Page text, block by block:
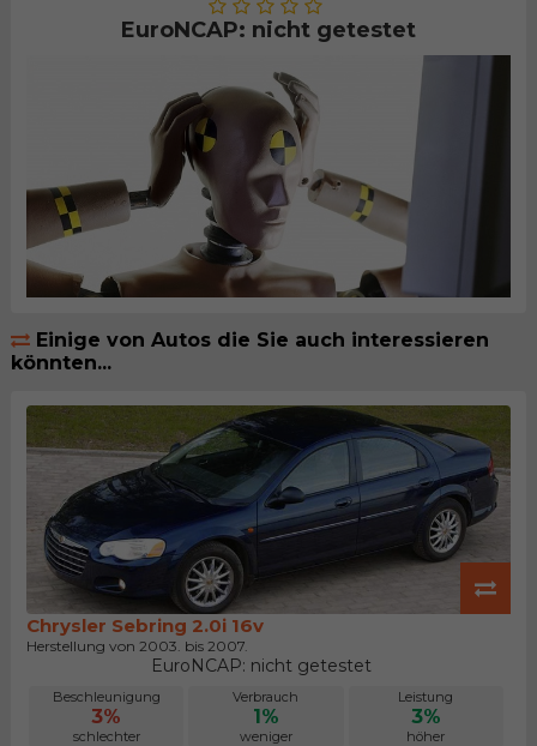
EuroNCAP: nicht getestet
Einige von Autos die Sie auch interessieren
könnten...
Chrysler Sebring 2.0i 16v
Herstellung von 2003. bis 2007.
EuroNCAP: nicht getestet
Beschleunigung
3%
schlechter
Verbrauch
1%
weniger
Leistung
3%
höher